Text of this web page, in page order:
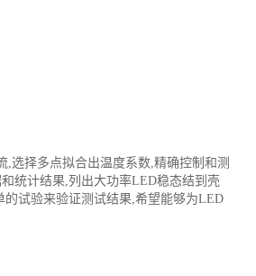
选择多点拟合出温度系数,精确控制和测
统计结果,列出大功率LED稳态结到壳
试验来验证测试结果,希望能够为LED